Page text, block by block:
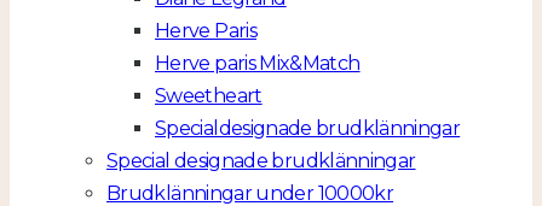
Herve Paris
Herve paris Mix&Match
Sweetheart
Specialdesignade brudklänningar
Special designade brudklänningar
Brudklänningar under 10000kr